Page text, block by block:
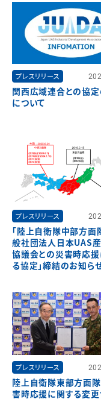
プレスリリース
関西広域連合との協
について
プレスリリース
「陸上自衛隊中部方面
般社団法人日本UAS
協議会との災害時応援
る協定」締結のお知ら
プレスリリース
陸上自衛隊東部方面
害時応援に関する変